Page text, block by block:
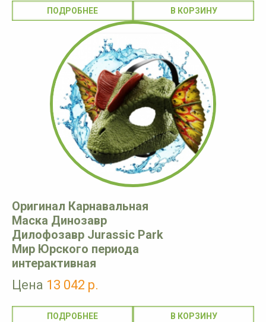
ПОДРОБНЕЕ
Оригинал Карнавальная
Маска Динозавр
Дилофозавр Jurassic Park
Мир Юрского периода
интерактивная
Цена 13 042 р.
ПОДРОБНЕЕ